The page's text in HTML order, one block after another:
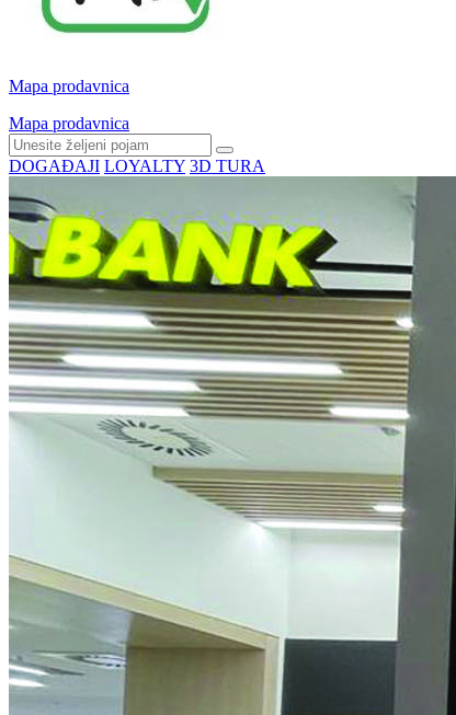
Mapa prodavnica
Mapa prodavnica
DOGAĐAJI LOYALTY 3D TURA